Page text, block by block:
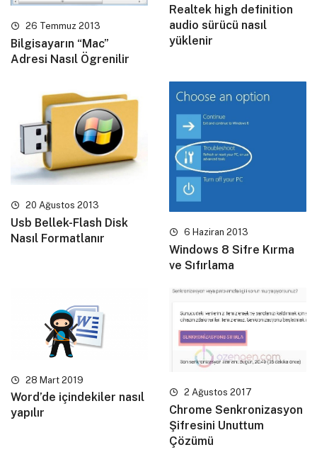
26 Temmuz 2013
Bilgisayarın “Mac”
Adresi Nasıl Ögrenilir
Realtek high definition
audio sürücü nasıl
yüklenir
20 Ağustos 2013
Usb Bellek-Flash Disk
Nasıl Formatlanır
6 Haziran 2013
Windows 8 Sifre Kırma
ve Sıfırlama
28 Mart 2019
Word’de içindekiler nasıl
yapılır
2 Ağustos 2017
Chrome Senkronizasyon
Şifresini Unuttum
Çözümü